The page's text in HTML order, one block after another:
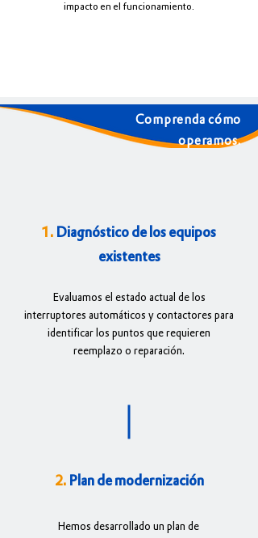
impacto en el funcionamiento.
Comprenda cómo
operamos.
1. Diagnóstico de los equipos
existentes
Evaluamos el estado actual de los
interruptores automáticos y contactores para
identificar los puntos que requieren
reemplazo o reparación.
2. Plan de modernización
Hemos desarrollado un plan de